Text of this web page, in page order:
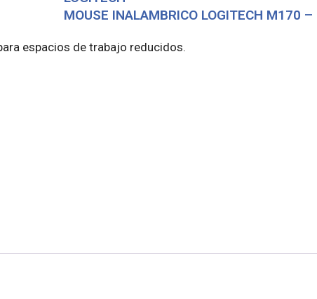
MOUSE INALAMBRICO LOGITECH M170 –
espacios de trabajo reducidos.